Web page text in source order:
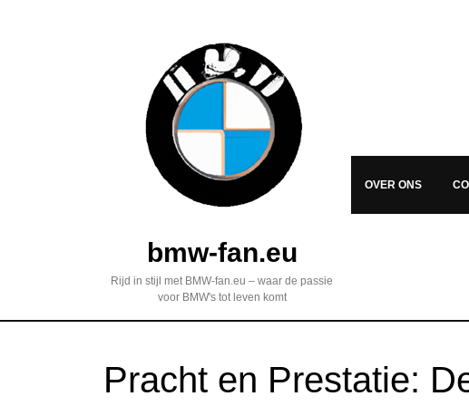
bmw-fan.eu
Rijd in stijl met BMW-fan.eu – waar de passie
voor BMW's tot leven komt
OVER ONS
Pracht en Prestatie: